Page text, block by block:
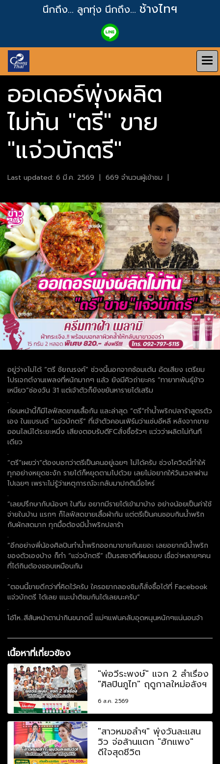
นึกถึง... ลูกทุ่ง นึกถึง... ช้างไทฯ
ออเดอร์พุ่งผลิต
ไม่ทัน "ตรี" ขาย
"แจ่วบักตรี"
Last updated: 6 มี.ค. 2569 | 669 จำนวนผู้เข้าชม |
อยู่ว่างไม่ได้ “ตรี ชัยณรงค์” ช่วงนี้นอกจากซ้อมเต้น อัดเสียง เตรียม
โปรเจกต์งานเพลงที่หนักมากๆ แล้ว ยังมีคิวถ่ายะคร “ทายาทพันธุ์ข้าว
เหนียว”ช่องวัน 31 แต่เจ้าตัวก็ยังขยันหารายได้เสริม
.
ก่อนหน้านี้ก็มีไลฟ์สดขายเสื้อกัน และล่าสุด “ตรี”ทำน้ำพริกปลาร้าสูตรตัว
เอง ในแบรนด์ “แจ่วบักตรี” ที่เจ้าตัวคอนเฟิร์มว่าแซ่บอีหลี หลังจากขาย
ออนไลน์ได้ระยะหนึ่ง เสียงตอบรับดีFCสั่งซื้อรัวๆ แว่วว่าผลิตไม่ทันที
เดียว
.
“ตรี”เผยว่า“ต้องบอกว่าตรีเป็นคนอยู่เฉยๆ ไม่ได้ครับ ช่วงโควิดนี่ทำให้
ทุกอย่างหยุดชะงัก รายได้ก็หยุดตามไปด้วย เลยไม่อยากให้วันเวลาผ่าน
ไปเฉยๆ เพราะไม่รู้ว่าเหตุการณ์จะกลับมาปกติเมื่อไหร่
.
“เลยปรึกษากับน้องๆ ในทีม อยากมีรายได้เข้ามาบ้าง อย่างน้อยเป็นค่าใช้
จ่ายในบ้าน แรกๆ ก็ไลฟ์สดขายเสื้อผ้ากัน แต่ตรีเป็นคนชอบกินน้ำพริก
กับผักสดมาก ทุกมื้อต้องมีน้ำพริกปลาร้า
.
“อีกอย่างพี่น้องศิลปินทำน้ำพริกออกมาขายกันเยอะ เลยอยากมีน้ำพริก
ของตัวเองบ้าง ก็ทำ “แจ่วบักตรี” เป็นรสชาติที่ผมชอบ เชื่อว่าหลายๆคน
ที่ได้กินต้องชอบเหมือนกัน
.
“ตอนนี้ขายดีกว่าที่คิดไว้ครับ ใครอยากลองชิมก็สั่งซื้อได้ที่ Facebook
แจ่วบักตรี ได้เลย แนะนำติชมกันได้เลยนะครับ”
.
โอ้โห..สีสันหน้าตาน่ากินขนาดนี้ แม่ๆแฟนคลับอุดหนุนหนักๆแน่นอนจ้า
เนื้อหาที่เกี่ยวข้อง
"พ่อวีระพงษ์" แจก 2 ลำเรื่อง
"ศิลปินภูไท" ฤดูกาลใหม่อลังฯ
6 ส.ค. 2569
"สาวหมอลำฯ" พุ่งวันละแสน
วิว จ่อล้านแตก "ฮักแพง"
ดีใจสุดชีวิต